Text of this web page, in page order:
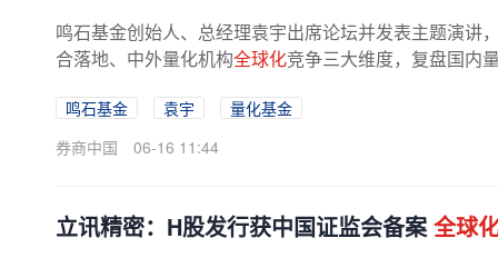
鸣石基金创始人、总经理袁宇出席论坛并发表主题演讲
合落地、中外量化机构全球化竞争三大维度，复盘国内
鸣石基金 袁宇
量化基金
券商中国
06-16 11:44
立讯精密：H股发行获中国证监会备案全球